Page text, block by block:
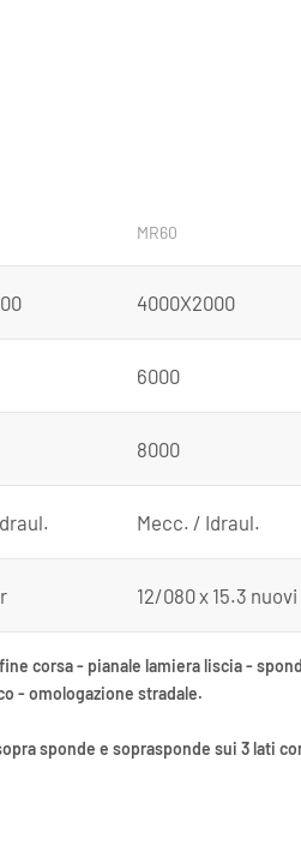
MR60
4000X2000
6000
8000
Mecc. / Idraul.
12/080 x 15.3 nuovi
corsa - pianale lamiera liscia -
- omologazione stradale.
sponde e soprasponde sui 3 lati